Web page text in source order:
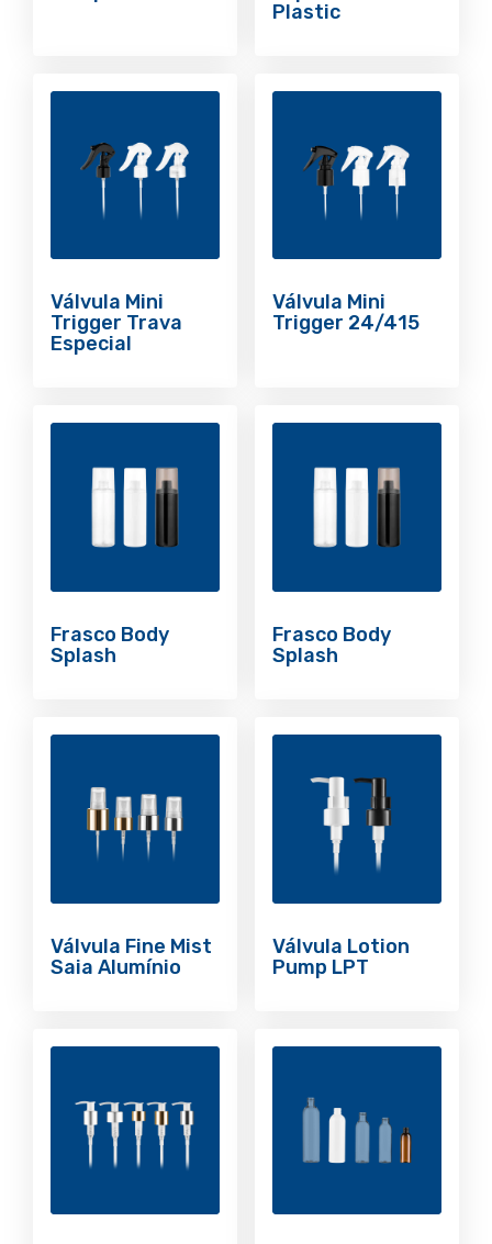
Plastic
Válvula Mini
Trigger Trava
Especial
Válvula Mini
Trigger 24/415
Frasco Body
Splash
Frasco Body
Splash
Válvula Fine Mist
Saia Alumínio
Válvula Lotion
Pump LPT